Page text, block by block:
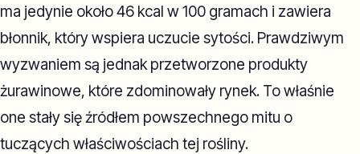
ma jedynie około 46 kcal w 100 gramach i zawiera
błonnik, który wspiera uczucie sytości. Prawdziwym
wyzwaniem są jednak przetworzone produkty
żurawinowe, które zdominowały rynek. To właśnie
one stały się źródłem powszechnego mitu o
tuczących właściwościach tej rośliny.